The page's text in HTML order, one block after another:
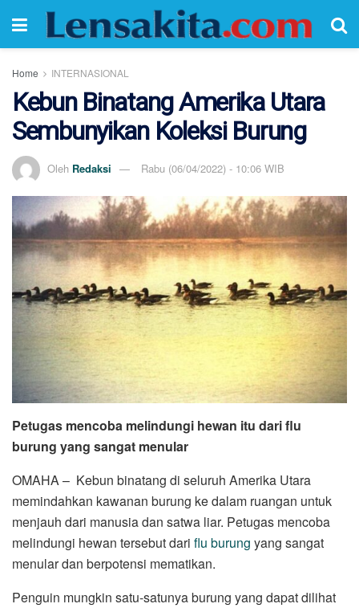
Home INTERNASIONAL
Kebun Binatang Amerika Utara
Sembunyikan Koleksi Burung
Oleh Redaksi Rabu (06/04/2022) - 10:06 WIB
Petugas mencoba melindungi hewan itu dari flu
burung yang sangat menular
OMAHA – Kebun binatang di seluruh Amerika Utara
memindahkan kawanan burung ke dalam ruangan untuk
menjauh dari manusia dan satwa liar. Petugas mencoba
melindungi hewan tersebut dari flu burung yang sangat
menular dan berpotensi mematikan.
Penguin mungkin satu-satunya burung yang dapat dilihat